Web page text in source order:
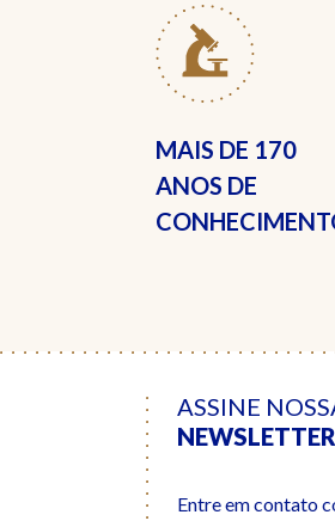
MAIS DE 170
ANOS DE
ASSINE
NEWSLETTER
Entre em contato